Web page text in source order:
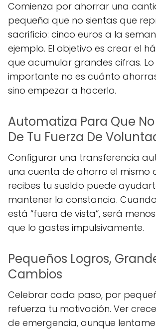
Comienza por ahorrar una
pequeña que no sientas que
sacrificio: cinco euros a la
ejemplo. El objetivo es crear el
que acumular grandes cifras.
importante no es cuánto
sino empezar a hacerlo.
Automatiza Para Que
De Tu Fuerza De
Configurar una transferencia
una cuenta de ahorro el mismo
recibes tu sueldo puede
mantener la constancia.
está “fuera de vista”, será
que lo gastes impulsivamente.
Pequeños Logros,
Cambios
Celebrar cada paso, por
refuerza tu motivación. Ver
de emergencia, aunque